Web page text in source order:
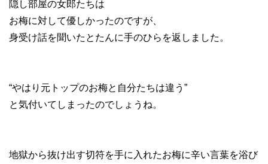
隠し部屋の女郎たちは
お梅に対して優しかったのですが、
身受け話を聞いたとたんに手のひらを返しました。
“やはり元トップのお梅と自分たちは違う”
と気付いてしまったのでしょうね。
地獄から抜け出す切符を手に入れたお梅に辛い言葉を浴び